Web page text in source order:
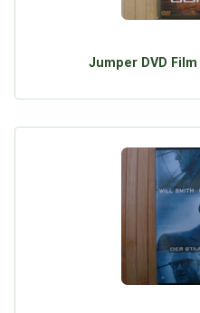
Jumper DVD